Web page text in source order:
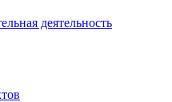
деятельность